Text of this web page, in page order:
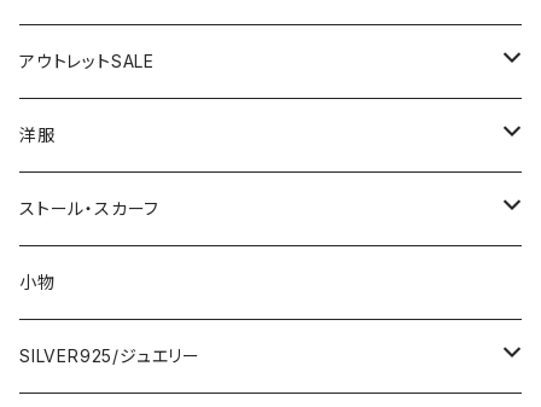
アウトレットSALE
1000円
2000円
3000円
5000円
洋服
インポートワンピース
ロング・マキシ
ひざ・ミディ
トップス・カーディガン・アウター
カーディガン
スカート・パンツ
ストール・スカーフ
大判ストール・ロングスカーフ
小さめスカーフ
小物
SILVER925/ジュエリー